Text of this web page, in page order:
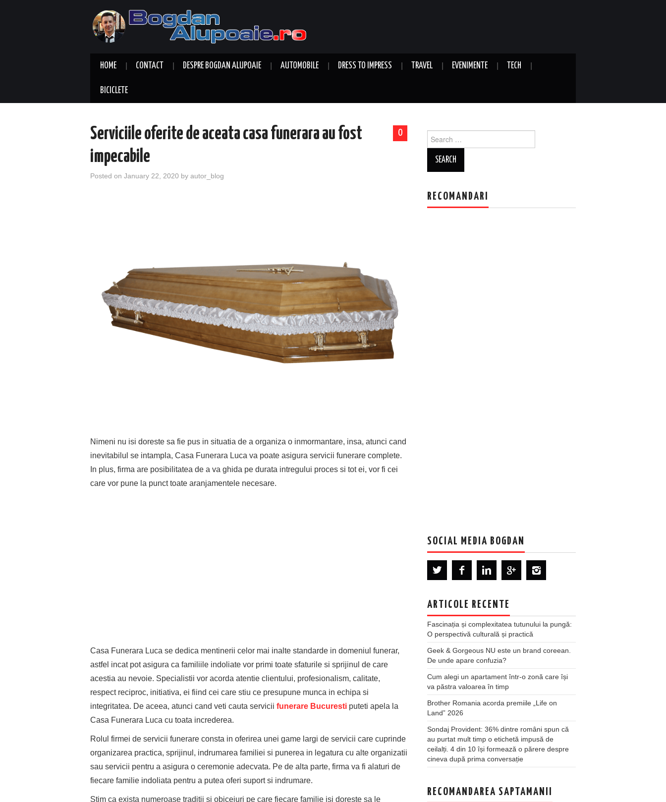
HOME CONTACT DESPRE BOGDAN ALUPOAIE AUTOMOBILE DRESS TO IMPRESS TRAVEL EVENIMENTE TECH
BICICLETE
0
Serviciile oferite de aceata casa funerara au fost
impecabile
Posted on January 22, 2020 by autor_blog
Nimeni nu isi doreste sa fie pus in situatia de a organiza o inmormantare, insa, atunci cand
inevitabilul se intampla, Casa Funerara Luca va poate asigura servicii funerare complete.
In plus, firma are posibilitatea de a va ghida pe durata intregului proces si tot ei, vor fi cei
care vor pune la punct toate aranjamentele necesare.
Casa Funerara Luca se dedica mentinerii celor mai inalte standarde in domeniul funerar,
astfel incat pot asigura ca familiile indoliate vor primi toate sfaturile si sprijinul de care
acestia au nevoie. Specialistii vor acorda atentie clientului, profesionalism, calitate,
respect reciproc, initiativa, ei fiind cei care stiu ce presupune munca in echipa si
integritatea. De aceea, atunci cand veti cauta servicii funerare Bucuresti puteti apela la
Casa Funerara Luca cu toata increderea.
Rolul firmei de servicii funerare consta in oferirea unei game largi de servicii care cuprinde
organizarea practica, sprijinul, indrumarea familiei si punerea in legatura cu alte organizatii
sau servicii pentru a asigura o ceremonie adecvata. Pe de alta parte, firma va fi alaturi de
fiecare familie indoliata pentru a putea oferi suport si indrumare.
Stim ca exista numeroase traditii si obiceiuri pe care fiecare familie isi doreste sa le
for:
RECOMANDARI
SOCIAL MEDIA BOGDAN
ARTICOLE RECENTE
Fascinația și complexitatea tutunului la pungă:
O perspectivă culturală și practică
Geek & Gorgeous NU este un brand coreean.
De unde apare confuzia?
Cum alegi un apartament într-o zonă care își
va păstra valoarea în timp
Brother Romania acorda premiile „Life on
Land” 2026
Sondaj Provident: 36% dintre români spun că
au purtat mult timp o etichetă impusă de
ceilalți. 4 din 10 își formează o părere despre
cineva după prima conversație
RECOMANDAREA SAPTAMANII